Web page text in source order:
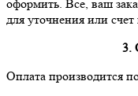
оформить. Все, ваш
для уточнения или счет
3.
Оплата производится